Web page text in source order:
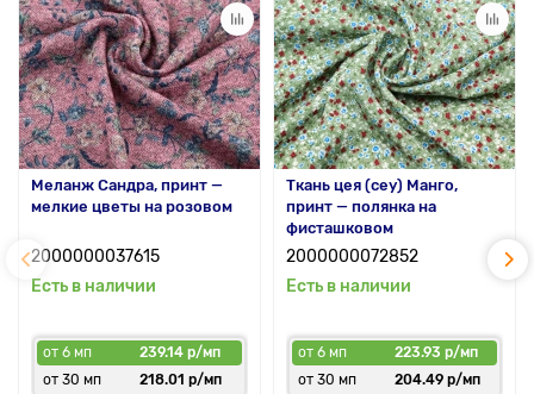
Меланж Сандра, принт —
мелкие цветы на розовом
2000000037615
Есть в наличии
от 6 мп
239.14 р/мп
от 30 мп
218.01 р/мп
Ткань цея (cey) Манго,
принт — полянка на
фисташковом
2000000072852
Есть в наличии
от 6 мп
223.93 р/мп
от 30 мп
204.49 р/мп